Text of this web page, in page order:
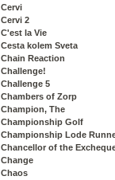
Cervi
Cervi 2
C'est la Vie
Cesta kolem Sveta
Chain Reaction
Challenge!
Challenge 5
Chambers of Zorp
Champion, The
Championship Golf
Championship Lode
Chancellor of the
Change
Chaos